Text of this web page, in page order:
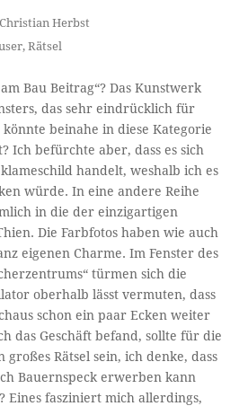
Christian Herbst
,Rätsel
Bau Beitrag“? Das Kunstwerk
das sehr eindrücklich für
beinahe in diese Kategorie
Ich befürchte aber, dass es sich
handelt, weshalb ich es
würde. In eine andere Reihe
in die der einzigartigen
Die Farbfotos haben wie auch
eigenen Charme. Im Fenster des
türmen sich die
oberhalb lässt vermuten, dass
schon ein paar Ecken weiter
das Geschäft befand, sollte für die
Rätsel sein, ich denke, dass
Bauernspeck erwerben kann
Eines fasziniert mich allerdings,